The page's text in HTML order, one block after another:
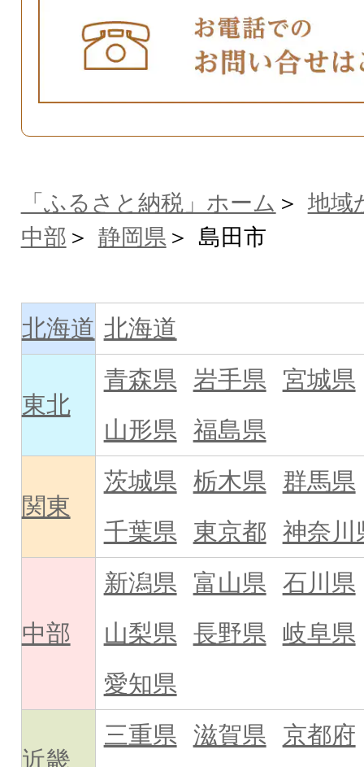
「ふるさと納税」ホーム
地域
中部
静岡県 島田市
北海道 北海道
東北
青森県 岩手県
宮城県
山形県
福島県
関東
茨城県 栃木県
群馬県
千葉県
東京都 神奈川
中部
新潟県 富山県
石川県
山梨県
長野県
岐阜県
愛知県
近畿
三重県 滋賀県 京都府